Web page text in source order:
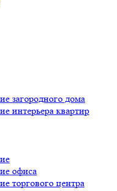
загородного дома
интерьера квартир
офиса
торгового центра